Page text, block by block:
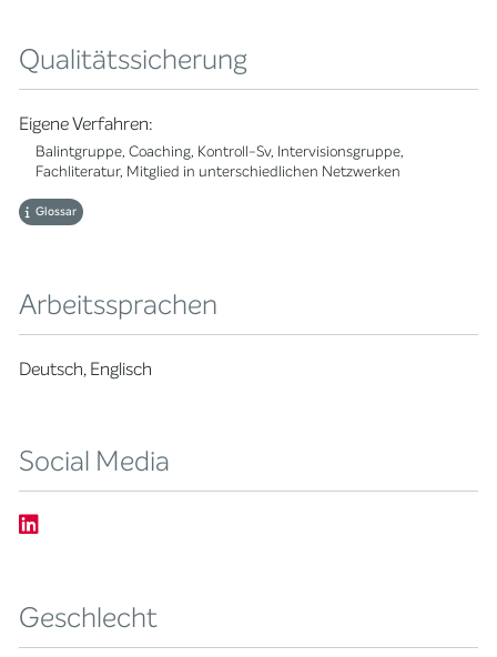
Qualitätssicherung
Eigene Verfahren:
Balintgruppe, Coaching, Kontroll-Sv, Intervisionsgruppe,
Fachliteratur, Mitglied in unterschiedlichen Netzwerken
Glossar
Arbeitssprachen
Deutsch, Englisch
Social Media
Geschlecht